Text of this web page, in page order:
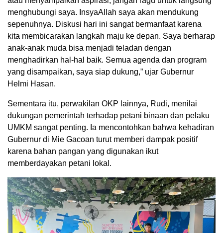
menghubungi saya. InsyaAllah saya akan mendukung
sepenuhnya. Diskusi hari ini sangat bermanfaat karena
kita membicarakan langkah maju ke depan. Saya berharap
anak-anak muda bisa menjadi teladan dengan
menghadirkan hal-hal baik. Semua agenda dan program
yang disampaikan, saya siap dukung,” ujar Gubernur
Helmi Hasan.
Sementara itu, perwakilan OKP lainnya, Rudi, menilai
dukungan pemerintah terhadap petani binaan dan pelaku
UMKM sangat penting. Ia mencontohkan bahwa kehadiran
Gubernur di Mie Gacoan turut memberi dampak positif
karena bahan pangan yang digunakan ikut
memberdayakan petani lokal.